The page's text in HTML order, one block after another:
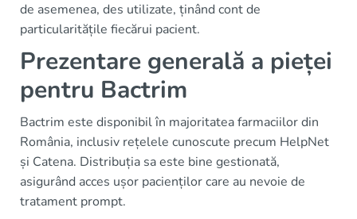
de asemenea, des utilizate, ținând cont de
particularitățile fiecărui pacient.
Prezentare generală a pieței
pentru Bactrim
Bactrim este disponibil în majoritatea farmaciilor din
România, inclusiv rețelele cunoscute precum HelpNet
și Catena. Distribuția sa este bine gestionată,
asigurând acces ușor pacienților care au nevoie de
tratament prompt.